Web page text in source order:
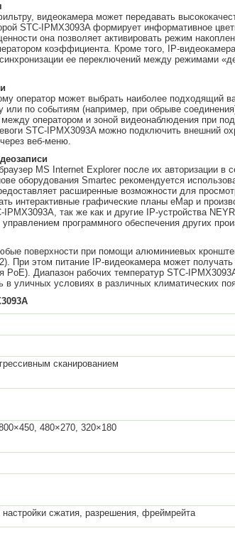
видеокамера может передавать
STC-IPMX3093A формирует информативное
она позволяет активировать режим
коэффициента. Кроме того, IP-
ее переключений между режимами
оператор может выбрать наиболее подходящий
по событиям (например, при обрыве
оператором и зоной видеонаблюдения при
STC-IPMX3093A можно подключить внешний
веб-меню.
MS Internet Explorer после их авторизации в
оборудования Smartec рекомендуется
расширенные возможности для
интерактивные графические планы еМар и
так же как и другие IP-устройства
программного обеспечения других
поверхности при помощи алюминиевых
При этом питание IP-видеокамера может
Диапазон рабочих температур STC-
в уличных условиях в различных климатических
сканированием
480×270, 320×180
сжатия, разрешения, фреймрейта